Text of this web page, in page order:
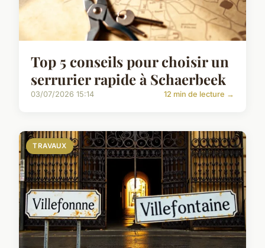
Top 5 conseils pour choisir un
serrurier rapide à Schaerbeek
03/07/2026 15:14 12 min de lecture →
TRAVAUX